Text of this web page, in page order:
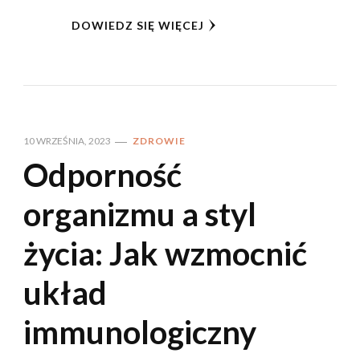
DOWIEDZ SIĘ WIĘCEJ
10 WRZEŚNIA, 2023 ZDROWIE
Odporność
organizmu a styl
życia: Jak wzmocnić
układ
immunologiczny